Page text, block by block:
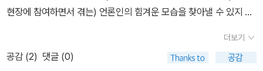
몇 권 번역되었다가 모두 절판되었다. 파슨즈는 막스 베버의 『프로테
스탄티즘의 윤리와 자본주의 정신』의 영역자이기도 하다. 베버는 사
Arciv für Sozialwissenschaft und Sozialpolitik』 20권과 21권
다. 사실 사드와 블량쇼에 대한 관심은 푸코의 문학비평에 빚진 바가
자들은 자신들이 매혹된 화가들의 내면을 송두리째 체험하고 그림의
이면을 읽어냈다. 니체와 다 빈치는 둘 다 '생의 한계에 대한 도전'을
생의 동력으로 삼았기에 니체는 다 빈치의 숨겨진 내면을 집어 삼킬
현장에 참여하면서 겪는) 언론인의 힘겨운 모습을 찾아낼 수 있지 않
호기심은 잡은 것 같다. 나도 뭔가 하고 클릭을 했으니 말이다. 이런걸
요새 낚시라 하던가? 푸코라.. 이 바닥?에 처음 들어왔을때의 풍경
더보기
공감 (2) 댓글 (0)